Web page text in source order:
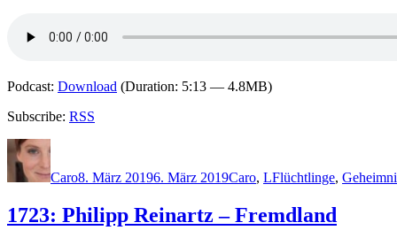
Podcast: Download (Duration: 5:13 — 4.8MB)
Subscribe: RSS
Autor
Caro8. März 20196. März 2019Caro, LFlüchtlinge,
1723: Philipp Reinartz – Fremdland